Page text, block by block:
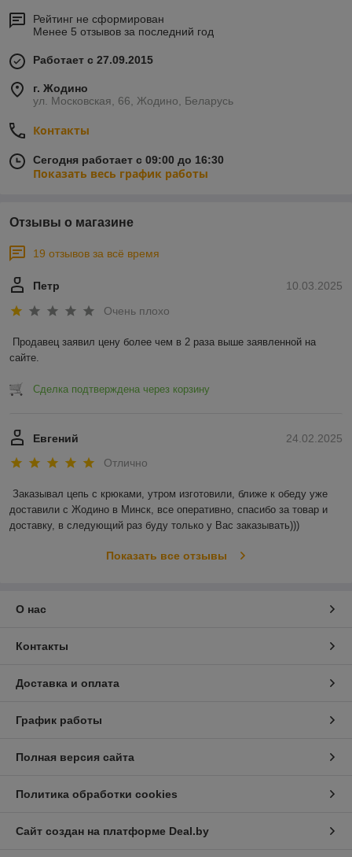
Рейтинг не сформирован
Менее 5 отзывов за последний год
Работает с 27.09.2015
г. Жодино
ул. Московская, 66, Жодино, Беларусь
Контакты
Сегодня работает с 09:00 до 16:30
Показать весь график работы
Отзывы о магазине
19 отзывов за всё время
10.03.2025
Петр
Очень плохо
Продавец заявил цену более чем в 2 раза выше заявленной на
сайте.
Сделка подтверждена через корзину
24.02.2025
Евгений
Отлично
Заказывал цепь с крюками, утром изготовили, ближе к обеду уже
доставили с Жодино в Минск, все оперативно, спасибо за товар и
доставку, в следующий раз буду только у Вас заказывать)))
Показать все отзывы
О нас
Контакты
Доставка и оплата
График работы
Полная версия сайта
Политика обработки cookies
Сайт создан на платформе Deal.by